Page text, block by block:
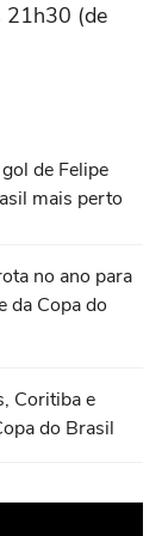
21h30 (de
de Felipe
mais perto
no ano para
da Copa do
Coritiba e
do Brasil